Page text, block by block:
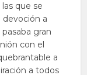
que se
devoción a
gran
con el
a
a todos